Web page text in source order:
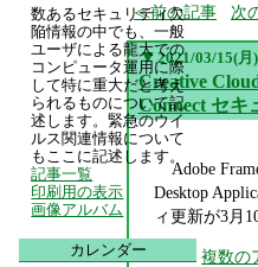
前の記事 次
▼ 2021/03/15(月)
Creative
Connect セキ
Adobe
Desktop
ィ更新が3月
複数の
数あるセキュリティ欠
陥情報の中でも、一般
ユーザによる龍大での
コンピュータ運用に際
して特に重大だと考え
られるものについて記
述します。緊急のウイ
ルス関連情報について
もここに記述します。
記事一覧
印刷用の表示
画像アルバム
カレンダー